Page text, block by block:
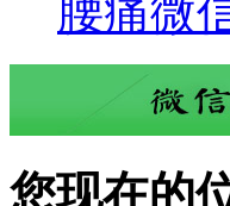
腰痛微
您现在的